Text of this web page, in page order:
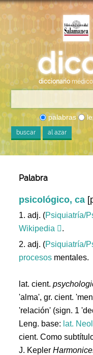
diccionario
palabras
buscar al azar
Palabra
psicológico, ca
1. adj. (Psiquiatría/
Wikipedia
.
2. adj. (Psiquiatría/
procesos mentales.
lat. cient.
'alma', gr. cient.
'relación' (sign. 1
Leng. base: lat.
cient. Como
J. Kepler